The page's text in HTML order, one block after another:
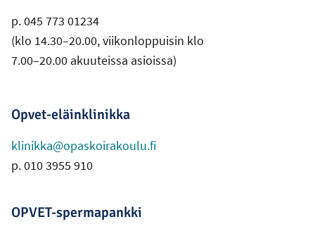
p. 045 773 01234
(klo 14.30–20.00, viikonloppuisin klo
7.00–20.00 akuuteissa asioissa)
Opvet-eläinklinikka
klinikka@opaskoirakoulu.fi
p. 010 3955 910
OPVET-spermapankki